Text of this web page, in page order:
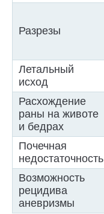
Разрезы
Летальный
исход
Расхождение
раны на животе
и бедрах
Почечная
недостаточность
Возможность
рецидива
аневризмы